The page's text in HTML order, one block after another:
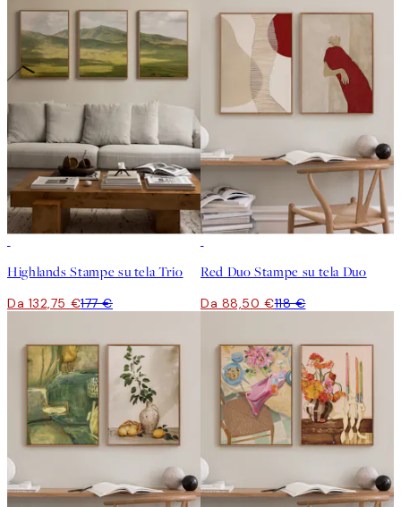
Highlands Stampe su tela Trio
Da 132,75 €177 €
Red Duo Stampe su tela Duo
Da 88,50 €118 €